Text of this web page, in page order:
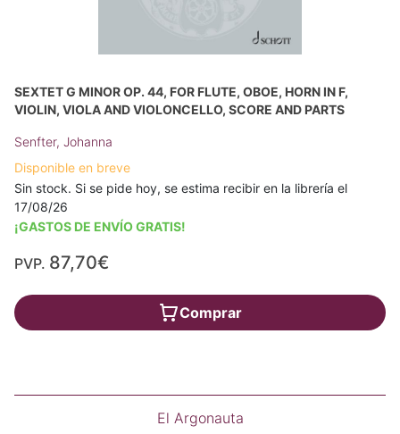
SEXTET G MINOR OP. 44, FOR FLUTE, OBOE, HORN IN F,
VIOLIN, VIOLA AND VIOLONCELLO, SCORE AND PARTS
Senfter, Johanna
Disponible en breve
Sin stock. Si se pide hoy, se estima recibir en la librería el
17/08/26
¡GASTOS DE ENVÍO GRATIS!
PVP. 87,70€
Comprar
El Argonauta